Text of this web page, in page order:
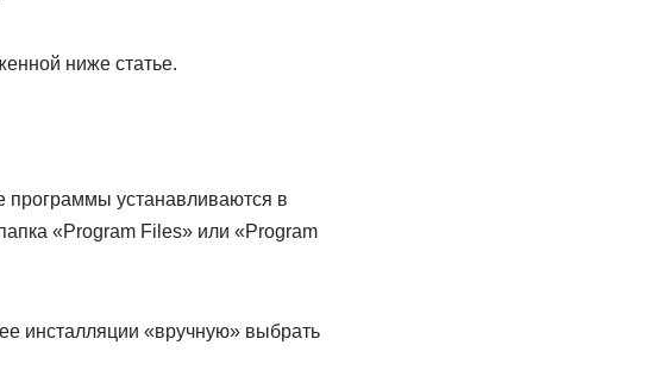
ниже статье.
программы устанавливаются в
«Program Files» или «Program
инсталляции «вручную» выбрать